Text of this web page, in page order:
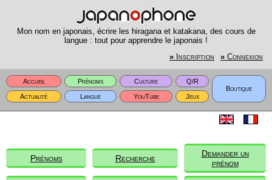
Mon nom en japonais, écrire les hiragana et katakana, des cours de
langue : tout pour apprendre le japonais !
» Inscription » Connexion
Accueil Prénoms Culture
Q/R
Boutique
Actualité
Langue YouTube Jeux
Prénoms Recherche
Demander un
prénom